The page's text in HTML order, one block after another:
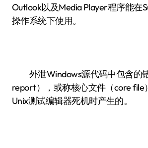
Outlook以及Media Player程序能在
操作系统下使用。
外泄Windows源代码中包含的
report），或称核心文件（core file
Unix测试编辑器死机时产生的。